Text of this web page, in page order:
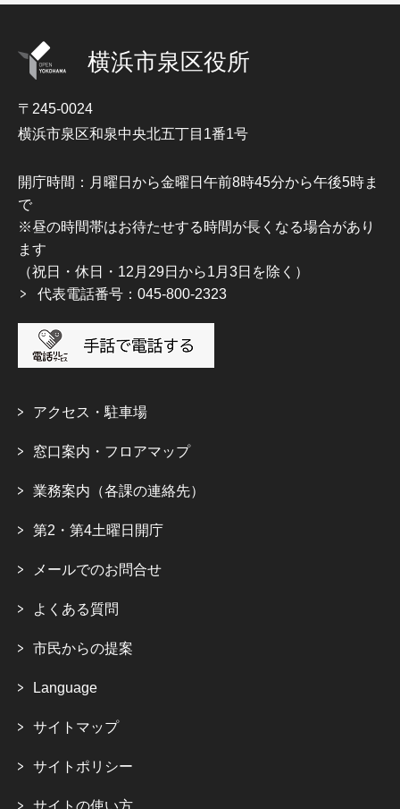
横浜市泉区役所
〒245-0024
横浜市泉区和泉中央北五丁目1番1号
開庁時間：月曜日から金曜日午前8時45分から午後5時ま
で
※昼の時間帯はお待たせする時間が長くなる場合があり
ます
（祝日・休日・12月29日から1月3日を除く）
代表電話番号：045-800-2323
アクセス・駐車場
窓口案内・フロアマップ
業務案内（各課の連絡先）
第2・第4土曜日開庁
メールでのお問合せ
よくある質問
市民からの提案
Language
サイトマップ
サイトポリシー